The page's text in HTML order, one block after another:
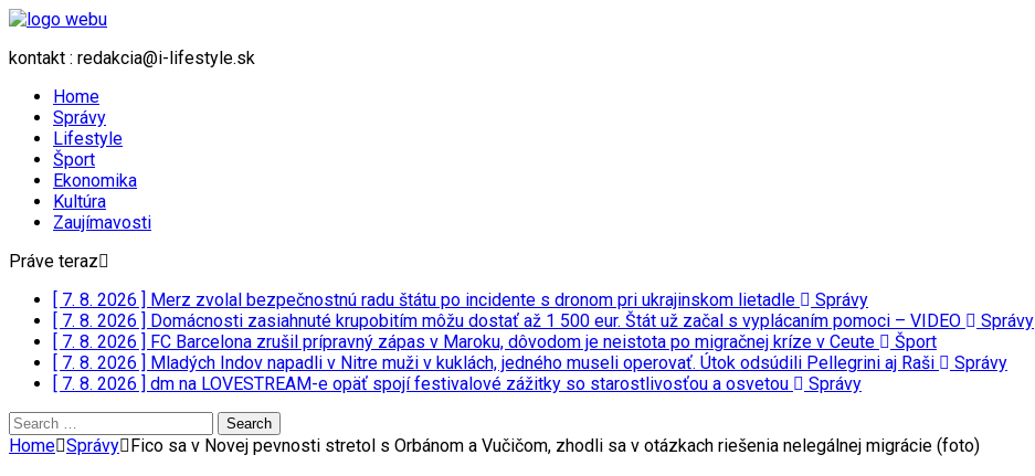
kontakt : redakcia@i-lifestyle.sk
Home
Správy
Lifestyle
Šport
Ekonomika
Kultúra
Zaujímavosti
Práve teraz
[ 7. 8. 2026 ] Merz zvolal bezpečnostnú radu štátu po incidente s dronom pri ukrajinskom lietadle
Správy
[ 7. 8. 2026 ] Domácnosti zasiahnuté krupobitím môžu dostať až 1 500 eur. Štát už začal s vyplácaním pomoci – VIDEO
Správy
[ 7. 8. 2026 ] FC Barcelona zrušil prípravný zápas v Maroku, dôvodom je neistota po migračnej kríze v Ceute
Šport
[ 7. 8. 2026 ] Mladých Indov napadli v Nitre muži v kuklách, jedného museli operovať. Útok odsúdili Pellegrini aj Raši
Správy
[ 7. 8. 2026 ] dm na LOVESTREAM-e opäť spojí festivalové zážitky so starostlivosťou a osvetou
Správy
Search
for:
Home Správy Fico sa v Novej pevnosti stretol s Orbánom a Vučičom, zhodli sa v otázkach riešenia nelegálnej migrácie (foto)